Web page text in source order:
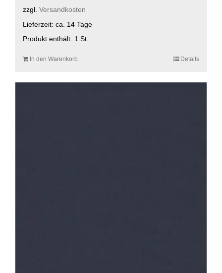
zzgl. Versandkosten
Lieferzeit: ca. 14 Tage
Produkt enthält: 1 St.
In den Warenkorb Details